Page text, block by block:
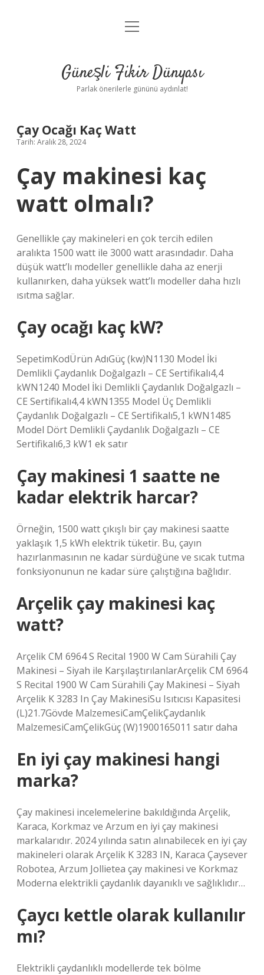
Anasayfa
Yasal Uyarı
menüyü
Güneşli Fikir Dünyası
Parlak önerilerle gününü aydınlat!
Çay Ocağı Kaç Watt
Tarih: Aralık 28, 2024
Çay makinesi kaç
watt olmalı?
Genellikle çay makineleri en çok tercih edilen
aralıkta 1500 watt ile 3000 watt arasındadır. Daha
düşük watt’lı modeller genellikle daha az enerji
kullanırken, daha yüksek watt’lı modeller daha hızlı
ısıtma sağlar.
Çay ocağı kaç kW?
SepetimKodÜrün AdıGüç (kw)N1130 Model İki
Demlikli Çaydanlık Doğalgazlı – CE Sertifikalı4,4
kWN1240 Model İki Demlikli Çaydanlık Doğalgazlı –
CE Sertifikalı4,4 kWN1355 Model Üç Demlikli
Çaydanlık Doğalgazlı – CE Sertifikalı5,1 kWN1485
Model Dört Demlikli Çaydanlık Doğalgazlı – CE
Sertifikalı6,3 kW1 ek satır
Çay makinesi 1 saatte ne
kadar elektrik harcar?
Örneğin, 1500 watt çıkışlı bir çay makinesi saatte
yaklaşık 1,5 kWh elektrik tüketir. Bu, çayın
hazırlanmasının ne kadar sürdüğüne ve sıcak tutma
fonksiyonunun ne kadar süre çalıştığına bağlıdır.
Arçelik çay makinesi kaç
watt?
Arçelik CM 6964 S Recital 1900 W Cam Sürahili Çay
Makinesi – Siyah ile KarşılaştırılanlarArçelik CM 6964
S Recital 1900 W Cam Sürahili Çay Makinesi – Siyah
Arçelik K 3283 In Çay MakinesiSu Isıtıcısı Kapasitesi
(L)21.7Gövde MalzemesiCamÇelikÇaydanlık
MalzemesiCamÇelikGüç (W)1900165011 satır daha
En iyi çay makinesi hangi
marka?
Çay makinesi incelemelerine bakıldığında Arçelik,
Karaca, Korkmaz ve Arzum en iyi çay makinesi
markalarıdır. 2024 yılında satın alınabilecek en iyi çay
makineleri olarak Arçelik K 3283 IN, Karaca Çaysever
Robotea, Arzum Jollietea çay makinesi ve Korkmaz
Moderna elektrikli çaydanlık dayanıklı ve sağlıklıdır…
Çaycı kettle olarak kullanılır
mı?
Elektrikli çaydanlıklı modellerde tek bölme